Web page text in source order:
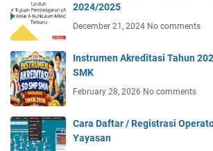
2024/2025
December 21, 2024 No comments
Instrumen Akreditasi Tahun
SMK
February 28, 2026 No comments
Cara Daftar / Registrasi
Yayasan